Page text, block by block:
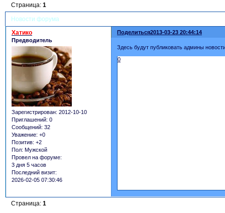
Новости форума
Страница:1
Поделиться2013-03-23 20:44:14
Хатико
Предводитель
Зарегистрирован: 2012-10-10
Приглашений: 0
Сообщений: 32
Уважение: +0
Позитив: +2
Пол: Мужской
Провел на форуме:
3 дня 5 часов
Последний визит:
2026-02-05 07:30:46
Здесь будут публиковать админы
0
Страница:1